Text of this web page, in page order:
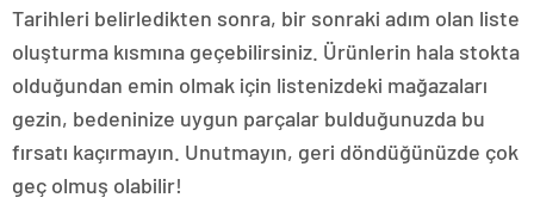
Tarihleri belirledikten sonra, bir sonraki adım olan liste
oluşturma kısmına geçebilirsiniz. Ürünlerin hala stokta
olduğundan emin olmak için listenizdeki mağazaları
gezin, bedeninize uygun parçalar bulduğunuzda bu
fırsatı kaçırmayın. Unutmayın, geri döndüğünüzde çok
geç olmuş olabilir!